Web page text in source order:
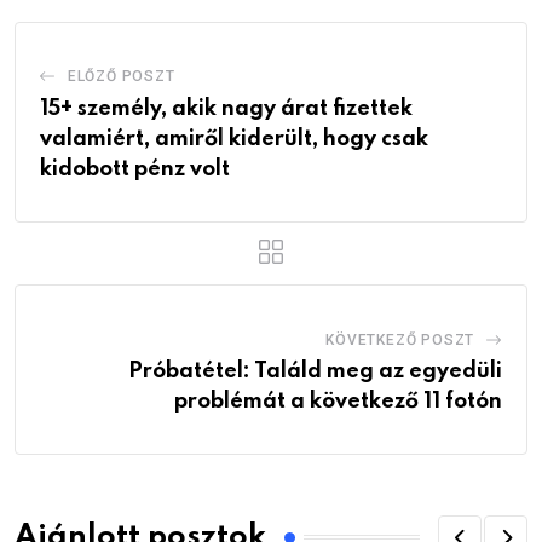
ELŐZŐ POSZT
15+ személy, akik nagy árat fizettek
valamiért, amiről kiderült, hogy csak
kidobott pénz volt
KÖVETKEZŐ POSZT
Próbatétel: Találd meg az egyedüli
problémát a következő 11 fotón